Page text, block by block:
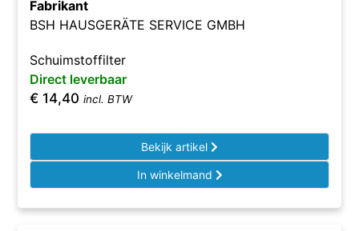
Fabrikant
BSH HAUSGERÄTE SERVICE GMBH
Schuimstoffilter
Direct leverbaar
€ 14,40 incl. BTW
Bekijk artikel
In winkelmand